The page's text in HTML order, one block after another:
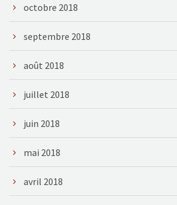
octobre 2018
septembre 2018
août 2018
juillet 2018
juin 2018
mai 2018
avril 2018